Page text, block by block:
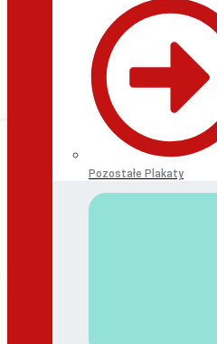
Pozostałe Plakaty